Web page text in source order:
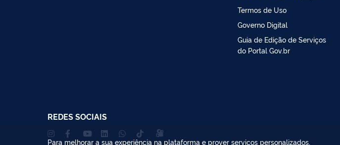
Termos de Uso
Governo Digital
Guia de Edição de Serviços
do Portal Gov.br
REDES SOCIAIS
Para melhorar a sua experiência na plataforma e prover serviços personalizados,